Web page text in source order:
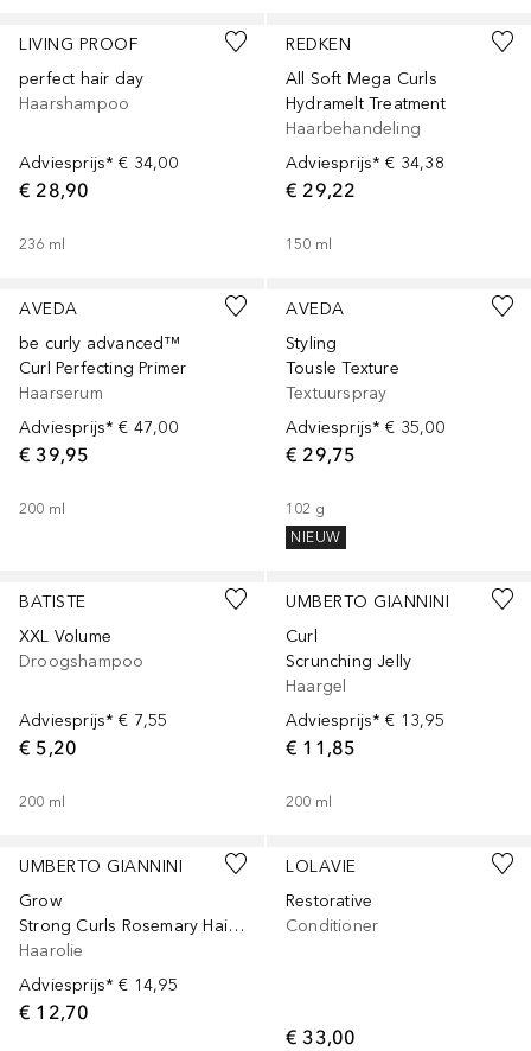
LIVING PROOF
perfect hair day
Haarshampoo
Adviesprijs* € 34,00
€ 28,90
236 ml
REDKEN
All Soft Mega Curls
Hydramelt Treatment
Haarbehandeling
Adviesprijs* € 34,38
€ 29,22
150 ml
AVEDA
be curly advanced™
Curl Perfecting Primer
Haarserum
Adviesprijs* € 47,00
€ 39,95
200 ml
AVEDA
Styling
Tousle Texture
Textuurspray
Adviesprijs* € 35,00
€ 29,75
102 g
NIEUW
BATISTE
XXL Volume
Droogshampoo
Adviesprijs* € 7,55
€ 5,20
200 ml
UMBERTO GIANNINI
Curl
Scrunching Jelly
Haargel
Adviesprijs* € 13,95
€ 11,85
200 ml
UMBERTO GIANNINI
Grow
Strong Curls Rosemary Hair & Scalp Oil
Haarolie
Adviesprijs* € 14,95
€ 12,70
LOLAVIE
Restorative
Conditioner
€ 33,00